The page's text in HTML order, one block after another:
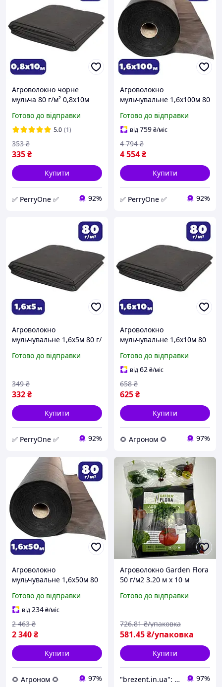
Агроволокно чорне
мульча 80 г/м² 0,8х10м
укриття ґрунту від
бурʼянів (br-AWB8008010)
Готово до відправки
5.0 (1)
335₴
353 ₴
Купити
✅ PerryOne ✅ 92%
Агроволокно
мульчувальне 1,6х100м 80
суниці, укриття ґрунту від
бурʼянів (br-AWB8016100)
Готово до відправки
від759₴/міс
4 554₴
4 794 ₴
Купити
✅ PerryOne ✅ 92%
Агроволокно
мульчувальне 1,6х5м 80 г/
суниці, укриття ґрунту від
AGN
Готово до відправки
332₴
349 ₴
Купити
✅ PerryOne ✅ 92%
Агроволокно
мульчувальне 1,6х10м 80
суниці, укриття ґрунту від
бурʼянів (br-AWB8016 AGN
Готово до відправки
від62₴/міс
625₴
658 ₴
Купити
🌻 Агроном 🌻 97%
Агроволокно
мульчувальне 1,6х50м 80
суниці, укриття ґрунту від
бурʼянів (br-AWB8016 AGN
Готово до відправки
від234₴/міс
2 340₴
2 463 ₴
Купити
🌻 Агроном 🌻 97%
Агроволокно Garden Flora
50 г/м2 3.20 м х 10 м
посадки полуниці Чорне
Готово до відправки
581.45₴/упаковка
726.81 ₴/упаковка
Купити
"brezent.in.ua": Інтернет-магазин тентів і укривних матеріалів для захисту від дощу, снігу та сонця 97%